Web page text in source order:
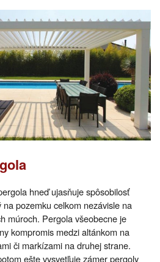
hneď ujasňuje spôsobilosť
pozemku celkom nezávisle na
múroch. Pergola všeobecne je
kompromis medzi altánkom na
či markízami na druhej strane.
ešte vysvetľuje zámer pergoly